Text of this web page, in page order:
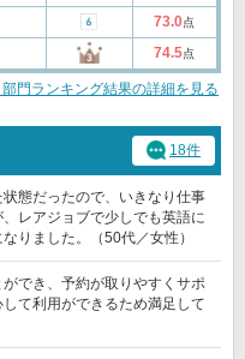
73.0点
74.5点
部門ランキング結果の詳細を見る
18件
態だったので、いきなり仕事
レアジョブで少しでも英語に
りました。（50代／女性）
でき、予約が取りやすくサポ
て利用ができるため満足して